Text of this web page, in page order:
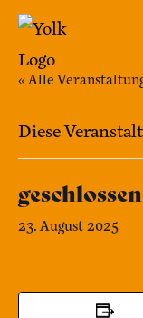
Zum
springen
Yolk
-
Café
im
Bennohaus
« Alle
Diese
23. August 2025